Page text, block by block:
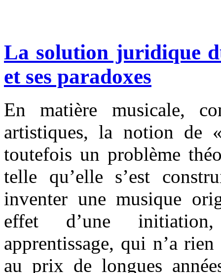
La solution juridique
et ses paradoxes
En matière musicale,
artistiques, la notion de
toutefois un problème
telle qu’elle s’est
inventer une musique
effet d’une
apprentissage, qui n’a
au prix de longues